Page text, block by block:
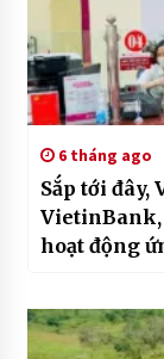
6 tháng ago
Sắp tới
VietinBank,
hoạt động